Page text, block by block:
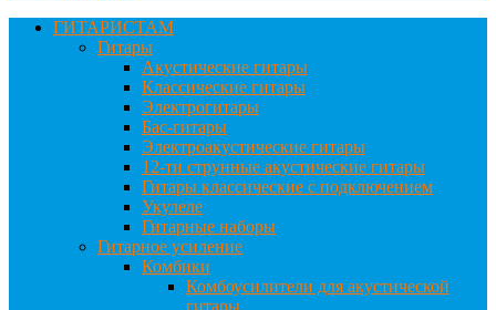
ГИТАРИСТАМ
Гитары
Акустические гитары
Классические гитары
Электрогитары
Бас-гитары
Электроакустические гитары
12-ти струнные акустические гитары
Гитары классические с подключением
Укулеле
Гитарные наборы
Гитарное усиление
Комбики
Комбоусилители для акустической
гитары